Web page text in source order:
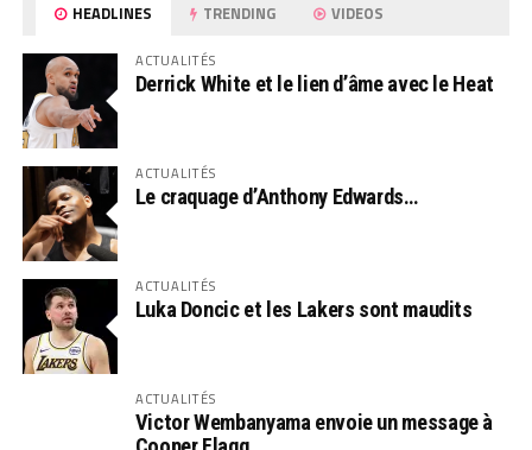
HEADLINES TRENDING VIDEOS
ACTUALITÉS
Derrick White et le lien d’âme avec le Heat
ACTUALITÉS
Le craquage d’Anthony Edwards…
ACTUALITÉS
Luka Doncic et les Lakers sont maudits
ACTUALITÉS
Victor Wembanyama envoie un message à